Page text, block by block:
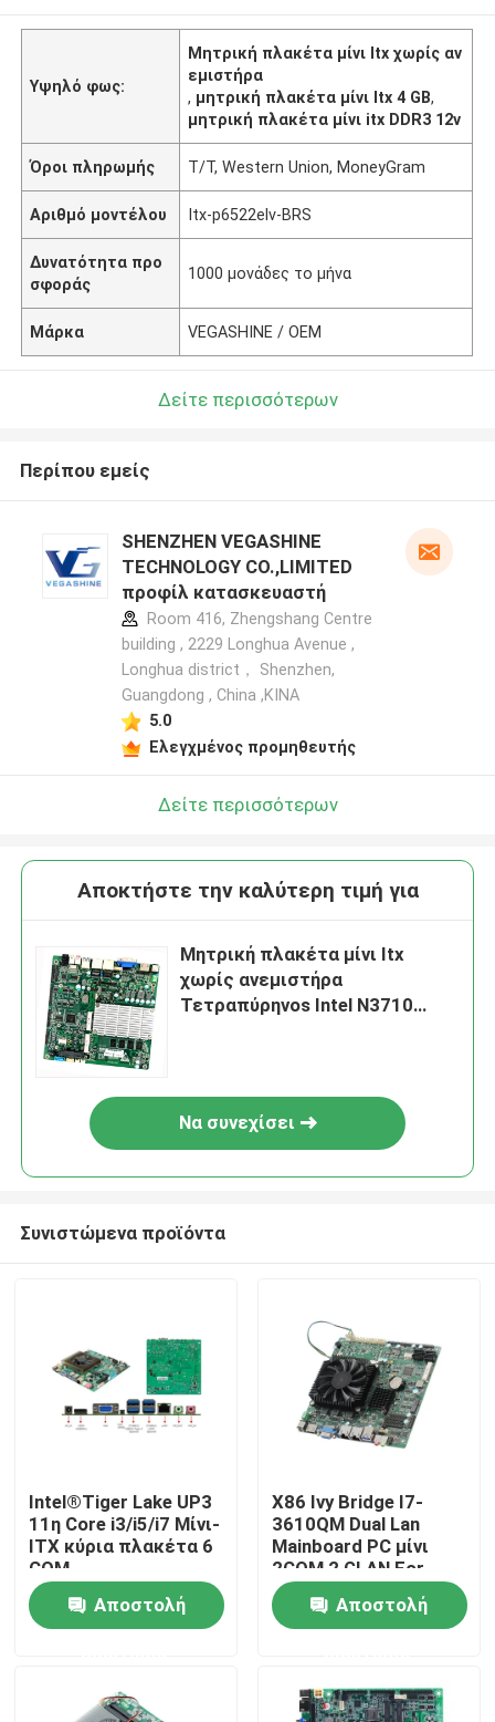
Αρχική Σελίδα
Σχετικά με εμάς
Υψηλό φως:
Μητρική πλακέτα μίνι Itx χωρίς αν
εμιστήρα
, μητρική πλακέτα μίνι Itx 4 GB,
μητρική πλακέτα μίνι itx DDR3 12v
Όροι πληρωμής T/T, Western Union, MoneyGram
Αριθμό μοντέλου Itx-p6522elv-BRS
Δυνατότητα προ
σφοράς
1000 μονάδες το μήνα
Μάρκα VEGASHINE / OEM
Δείτε περισσότερων
Περίπου εμείς
SHENZHEN VEGASHINE
TECHNOLOGY CO.,LIMITED
προφίλ κατασκευαστή
Room 416, Zhengshang Centre
building , 2229 Longhua Avenue ,
Longhua district， Shenzhen,
Guangdong , China ,ΚΙΝΑ
5.0
Ελεγχμένος προμηθευτής
Δείτε περισσότερων
Αποκτήστε την καλύτερη τιμή για
Μητρική πλακέτα μίνι Itx
χωρίς ανεμιστήρα
Τετραπύρηνοs Intel N3710
Να συνεχίσει
Συνιστώμενα προϊόντα
Intel®Tiger Lake UP3
11η Core i3/i5/i7 Μίνι-
ITX κύρια πλακέτα 6
COM
Αποστολή
X86 Ivy Bridge I7-
3610QM Dual Lan
Mainboard PC μίνι
2COM 2 GLAN For
Bank ATM
Αποστολή